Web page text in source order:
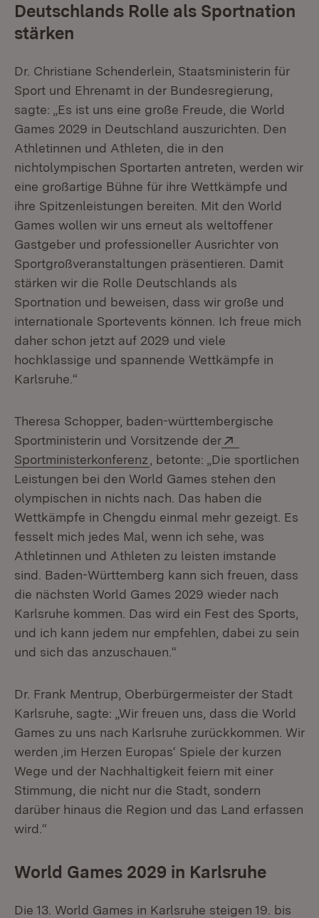
Deutschlands Rolle als Sportnation
stärken
Dr. Christiane Schenderlein, Staatsministerin für
Sport und Ehrenamt in der Bundesregierung,
sagte: „Es ist uns eine große Freude, die World
Games 2029 in Deutschland auszurichten. Den
Athletinnen und Athleten, die in den
nichtolympischen Sportarten antreten, werden wir
eine großartige Bühne für ihre Wettkämpfe und
ihre Spitzenleistungen bereiten. Mit den World
Games wollen wir uns erneut als weltoffener
Gastgeber und professioneller Ausrichter von
Sportgroßveranstaltungen präsentieren. Damit
stärken wir die Rolle Deutschlands als
Sportnation und beweisen, dass wir große und
internationale Sportevents können. Ich freue mich
daher schon jetzt auf 2029 und viele
hochklassige und spannende Wettkämpfe in
Karlsruhe.“
Theresa Schopper, baden-württembergische
Sportministerin und Vorsitzende der
Sportministerkonferenz (Öffnet in neuem Fenster)
, betonte: „Die sportlichen
Leistungen bei den World Games stehen den
olympischen in nichts nach. Das haben die
Wettkämpfe in Chengdu einmal mehr gezeigt. Es
fesselt mich jedes Mal, wenn ich sehe, was
Athletinnen und Athleten zu leisten imstande
sind. Baden-Württemberg kann sich freuen, dass
die nächsten World Games 2029 wieder nach
Karlsruhe kommen. Das wird ein Fest des Sports,
und ich kann jedem nur empfehlen, dabei zu sein
und sich das anzuschauen.“
Dr. Frank Mentrup, Oberbürgermeister der Stadt
Karlsruhe, sagte: „Wir freuen uns, dass die World
Games zu uns nach Karlsruhe zurückkommen. Wir
werden ‚im Herzen Europas‘ Spiele der kurzen
Wege und der Nachhaltigkeit feiern mit einer
Stimmung, die nicht nur die Stadt, sondern
darüber hinaus die Region und das Land erfassen
wird.“
World Games 2029 in Karlsruhe
Die 13. World Games in Karlsruhe steigen 19. bis